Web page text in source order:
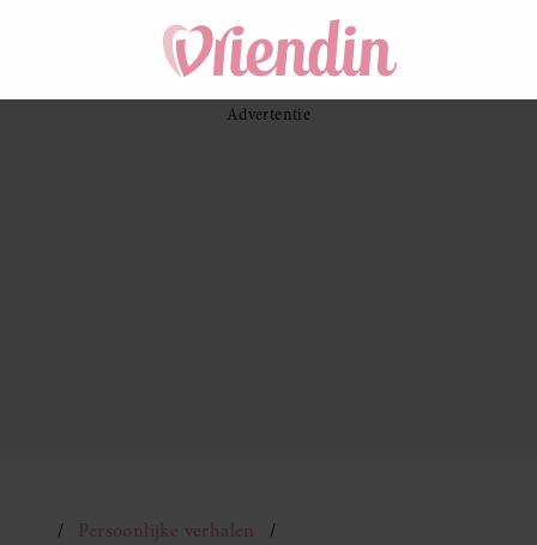
Persoonlijke verhalen